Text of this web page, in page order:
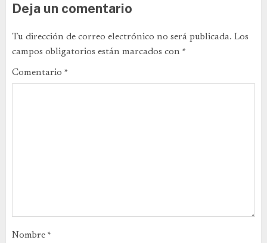
Deja un comentario
Tu dirección de correo electrónico no será publicada. Los
campos obligatorios están marcados con *
Comentario *
Nombre *